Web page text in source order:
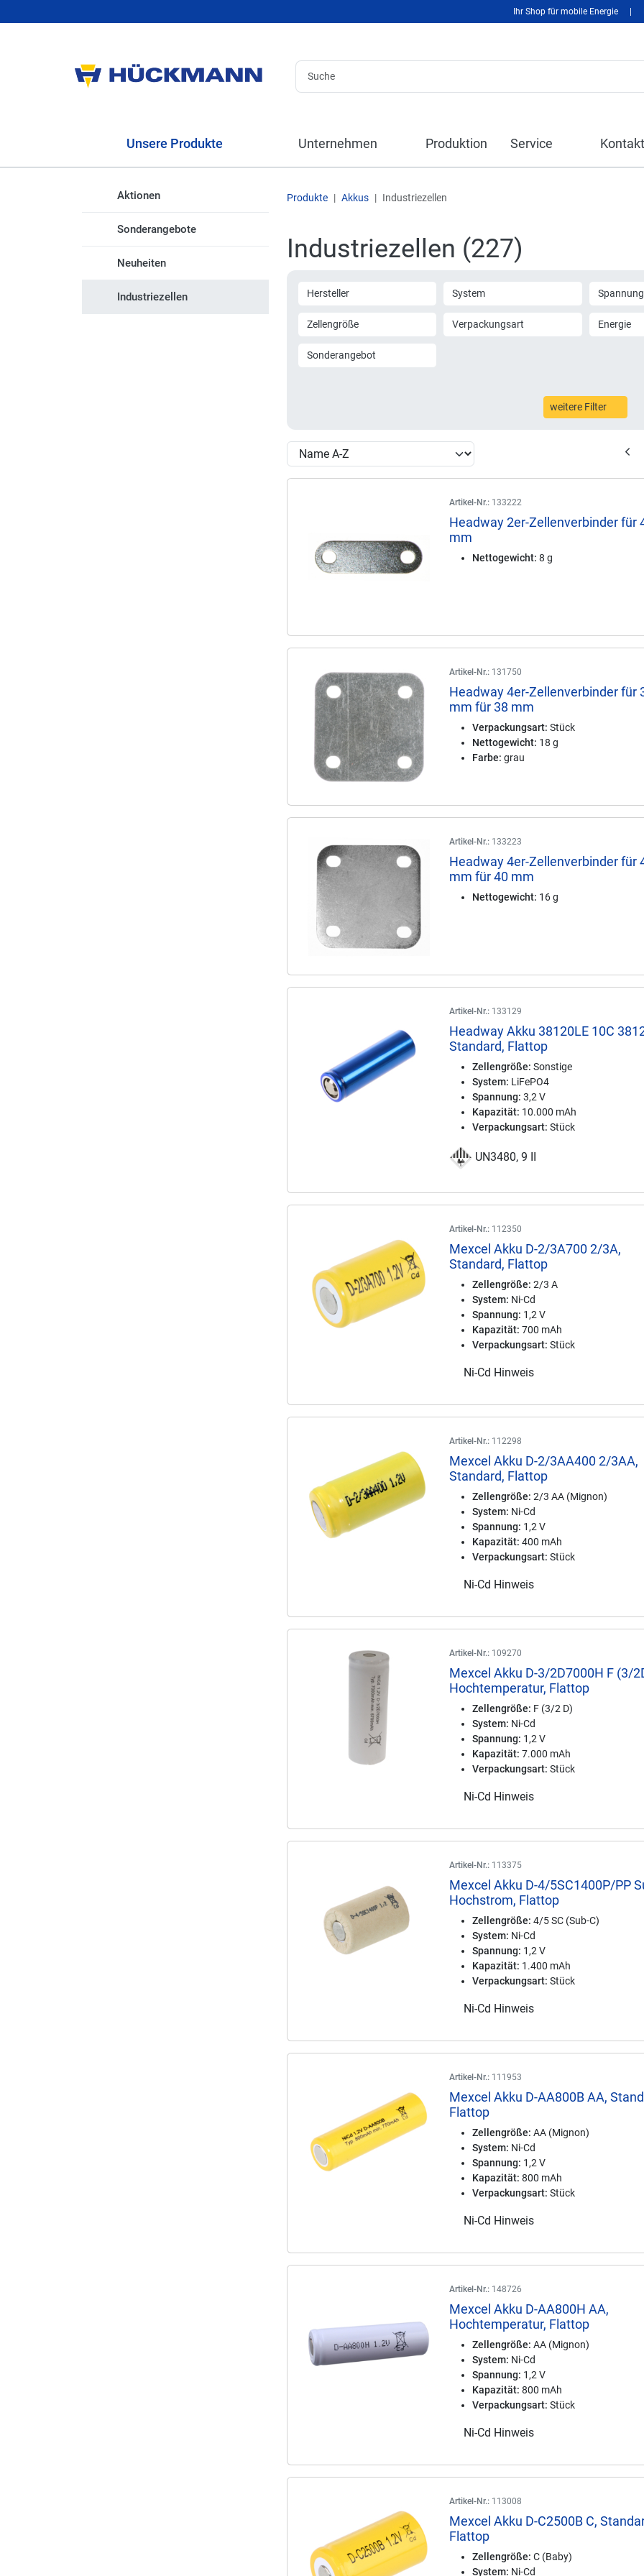
Ihr Shop für mobile Energie
Unsere Produkte Unternehmen Produktion Service Kontakt
Aktionen
Sonderangebote
Neuheiten
Industriezellen
Produkte Akkus Industriezellen
Industriezellen (227)
Hersteller System Spannung
Zellengröße Verpackungsart Energie
Sonderangebot
weitere Filter
Artikel-Nr.: 133222
Headway 2er-Zellenverbinder für
mm
Nettogewicht: 8 g
Artikel-Nr.: 131750
Headway 4er-Zellenverbinder für
mm für 38 mm
Verpackungsart: Stück
Nettogewicht: 18 g
Farbe: grau
Artikel-Nr.: 133223
Headway 4er-Zellenverbinder für
mm für 40 mm
Nettogewicht: 16 g
Artikel-Nr.: 133129
Headway Akku 38120LE 10C
Standard, Flattop
Zellengröße: Sonstige
System: LiFePO4
Spannung: 3,2 V
Kapazität: 10.000 mAh
Verpackungsart: Stück
UN3480, 9 II
Artikel-Nr.: 112350
Mexcel Akku D-2/3A700 2/3A,
Standard, Flattop
Zellengröße: 2/3 A
System: Ni-Cd
Spannung: 1,2 V
Kapazität: 700 mAh
Verpackungsart: Stück
Ni-Cd Hinweis
Artikel-Nr.: 112298
Mexcel Akku D-2/3AA400 2/3AA,
Standard, Flattop
Zellengröße: 2/3 AA (Mignon)
System: Ni-Cd
Spannung: 1,2 V
Kapazität: 400 mAh
Verpackungsart: Stück
Ni-Cd Hinweis
Artikel-Nr.: 109270
Mexcel Akku D-3/2D7000H F (3/
Hochtemperatur, Flattop
Zellengröße: F (3/2 D)
System: Ni-Cd
Spannung: 1,2 V
Kapazität: 7.000 mAh
Verpackungsart: Stück
Ni-Cd Hinweis
Artikel-Nr.: 113375
Mexcel Akku D-4/5SC1400P/PP
Hochstrom, Flattop
Zellengröße: 4/5 SC (Sub-C)
System: Ni-Cd
Spannung: 1,2 V
Kapazität: 1.400 mAh
Verpackungsart: Stück
Ni-Cd Hinweis
Artikel-Nr.: 111953
Mexcel Akku D-AA800B AA,
Flattop
Zellengröße: AA (Mignon)
System: Ni-Cd
Spannung: 1,2 V
Kapazität: 800 mAh
Verpackungsart: Stück
Ni-Cd Hinweis
Artikel-Nr.: 148726
Mexcel Akku D-AA800H AA,
Hochtemperatur, Flattop
Zellengröße: AA (Mignon)
System: Ni-Cd
Spannung: 1,2 V
Kapazität: 800 mAh
Verpackungsart: Stück
Ni-Cd Hinweis
Artikel-Nr.: 113008
Mexcel Akku D-C2500B C,
Flattop
Zellengröße: C (Baby)
System: Ni-Cd